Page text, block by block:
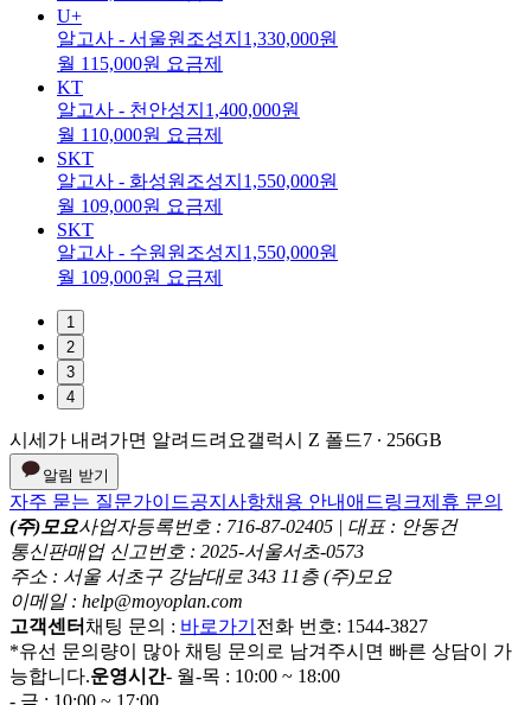
U+
알고사 - 서울원조성지 1,330,000원
월 115,000원 요금제
KT
알고사 - 천안성지 1,400,000원
월 110,000원 요금제
SKT
알고사 - 화성원조성지 1,550,000원
월 109,000원 요금제
SKT
알고사 - 수원원조성지 1,550,000원
월 109,000원 요금제
1
2
3
4
시세가 내려가면 알려드려요갤럭시 Z 폴드7 ∙ 256GB
알림 받기
자주 묻는 질문가이드공지사항채용 안내 애드링크제휴 문의
(주)모요사업자등록번호 : 716-87-02405 | 대표 : 안동건
통신판매업 신고번호 : 2025-서울서초-0573
주소 : 서울 서초구 강남대로 343 11층 (주)모요
이메일 : help@moyoplan.com
고객센터 채팅 문의 : 바로가기 전화 번호: 1544-3827
*유선 문의량이 많아 채팅 문의로 남겨주시면 빠른 상담이 가
능합니다.운영시간- 월-목 : 10:00 ~ 18:00
- 금 : 10:00 ~ 17:00